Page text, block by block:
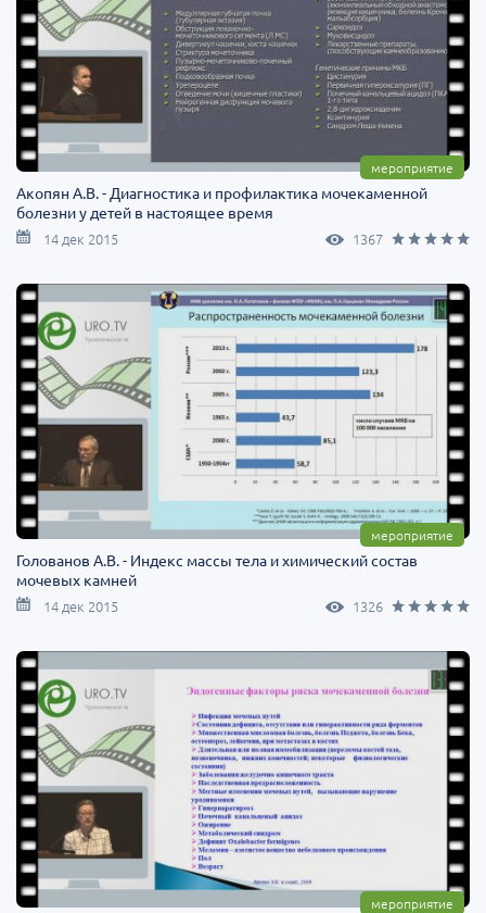
мероприятие
Акопян А.В. - Диагностика и профилактика мочекаменной
болезни у детей в настоящее время
14 дек 2015 1367
мероприятие
Голованов А.В. - Индекс массы тела и химический состав
мочевых камней
14 дек 2015 1326
мероприятие